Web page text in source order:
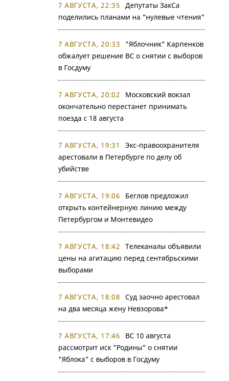
7 АВГУСТА, 22:35
Депутаты ЗакСа
поделились планами на "нулевые чтения"
7 АВГУСТА, 20:33
"Яблочник" Карпенков
обжалует решение ВС о снятии с выборов
в Госдуму
7 АВГУСТА, 20:02
Московский вокзал
окончательно перестанет принимать
поезда с 18 августа
7 АВГУСТА, 19:31
Экс-правоохранителя
арестовали в Петербурге по делу об
убийстве
7 АВГУСТА, 19:06
Беглов предложил
открыть контейнерную линию между
Петербургом и Монтевидео
7 АВГУСТА, 18:42
Телеканалы объявили
цены на агитацию перед сентябрьскими
выборами
7 АВГУСТА, 18:08
Суд заочно арестовал
на два месяца жену Невзорова*
7 АВГУСТА, 17:46
ВС 10 августа
рассмотрит иск "Родины" о снятии
"Яблока" с выборов в Госдуму